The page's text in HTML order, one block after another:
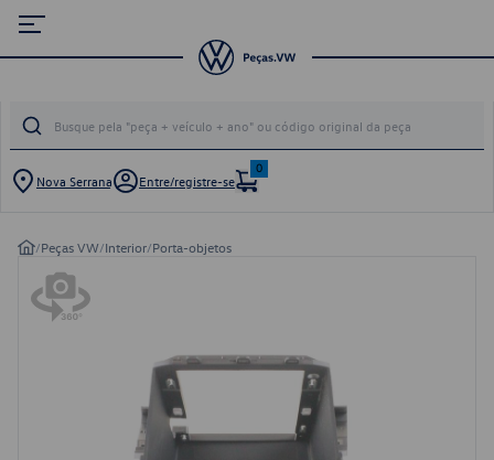
Nova Serrana Entre/registre-se
0
/Peças VW/Interior/Porta-objetos